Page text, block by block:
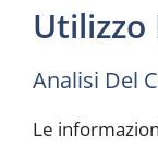
Utilizzo
Analisi Del
Le